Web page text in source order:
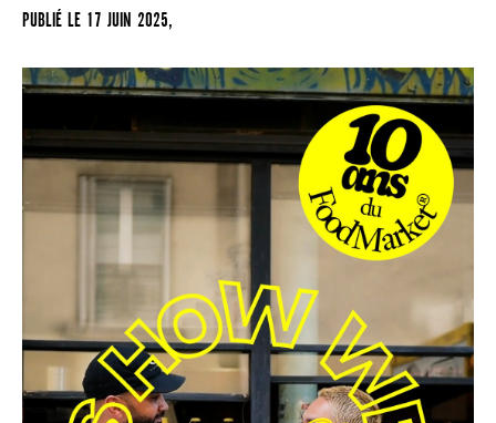
PUBLIÉ LE 17 JUIN 2025,